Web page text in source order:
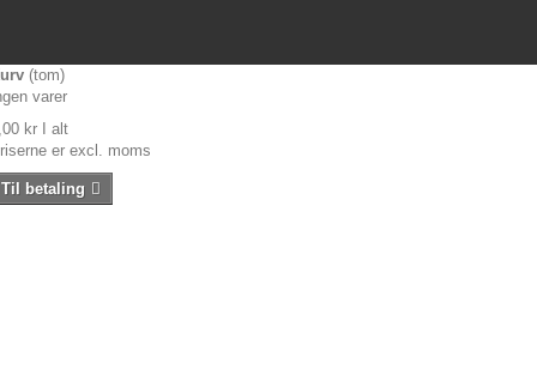
(tom)
varer
kr
I alt
er excl. moms
Til betaling